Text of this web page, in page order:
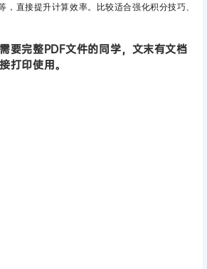
，直接提升计算效率。 比较适合强化积分技巧、
要完整PDF文件的同学，文末有文档
打印使用。